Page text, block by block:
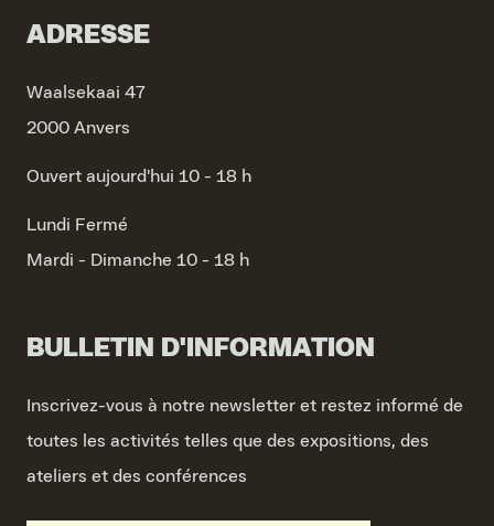
ADRESSE
Waalsekaai 47
2000 Anvers
Ouvert aujourd'hui 10 - 18 h
Lundi Fermé
Mardi - Dimanche 10 - 18 h
BULLETIN D'INFORMATION
Inscrivez-vous à notre newsletter et restez informé de
toutes les activités telles que des expositions, des
ateliers et des conférences